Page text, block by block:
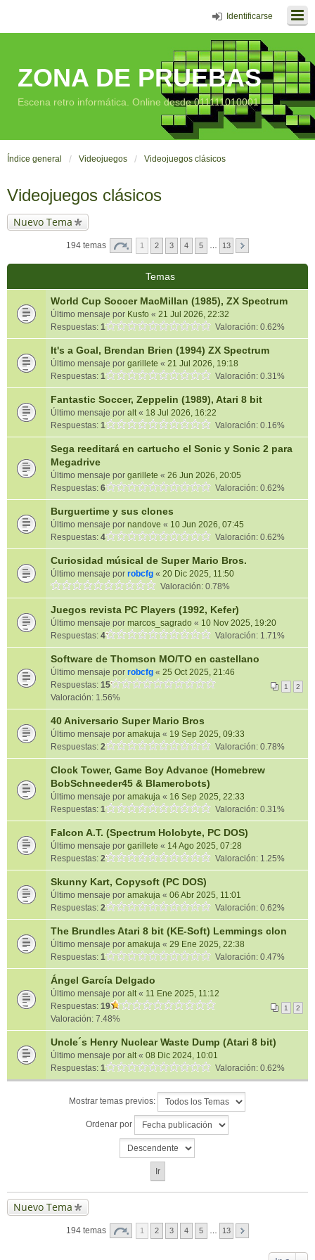
Identificarse
ZONA DE PRUEBAS
Escena retro informática. Online desde 011111010001
Índice general Videojuegos Videojuegos clásicos
Videojuegos clásicos
Nuevo Tema
194 temas 1 2 3 4 5 13
Temas
World Cup Soccer MacMillan (1985), ZX Spectrum
Último mensaje por Kusfo « 21 Jul 2026, 22:32
Respuestas: 1 Valoración: 0.62%
It's a Goal, Brendan Brien (1994) ZX Spectrum
Último mensaje por garillete « 21 Jul 2026, 19:18
Respuestas: 1 Valoración: 0.31%
Fantastic Soccer, Zeppelin (1989), Atari 8 bit
Último mensaje por alt« 18 Jul 2026, 16:22
Respuestas: 1 Valoración: 0.16%
Sega reeditará en cartucho el Sonic y Sonic 2 para
Megadrive
Último mensaje por garillete « 26 Jun 2026, 20:05
Respuestas: 6 Valoración: 0.62%
Burguertime y sus clones
Último mensaje por nandove « 10 Jun 2026, 07:45
Respuestas: 4 Valoración: 0.62%
Curiosidad músical de Super Mario Bros.
Último mensaje por robcfg « 20 Dic 2025, 11:50
Valoración: 0.78%
Juegos revista PC Players (1992, Kefer)
Último mensaje por marcos_sagrado « 10 Nov 2025, 19:20
Respuestas: 4 Valoración: 1.71%
Software de Thomson MO/TO en castellano
Último mensaje por robcfg « 25 Oct 2025, 21:46
Respuestas: 15 1 2
Valoración: 1.56%
40 Aniversario Super Mario Bros
Último mensaje por amakuja « 19 Sep 2025, 09:33
Respuestas: 2 Valoración: 0.78%
Clock Tower, Game Boy Advance (Homebrew
BobSchneeder45 & Blamerobots)
Último mensaje por amakuja « 16 Sep 2025, 22:33
Respuestas: 1 Valoración: 0.31%
Falcon A.T. (Spectrum Holobyte, PC DOS)
Último mensaje por garillete « 14 Ago 2025, 07:28
Respuestas: 2 Valoración: 1.25%
Skunny Kart, Copysoft (PC DOS)
Último mensaje por amakuja « 06 Abr 2025, 11:01
Respuestas: 2 Valoración: 0.62%
The Brundles Atari 8 bit (KE-Soft) Lemmings clon
Último mensaje por amakuja « 29 Ene 2025, 22:38
Respuestas: 1 Valoración: 0.47%
Ángel García Delgado
Último mensaje por alt« 11 Ene 2025, 11:12
Respuestas: 19 1 2
Valoración: 7.48%
Uncle´s Henry Nuclear Waste Dump (Atari 8 bit)
Último mensaje por alt« 08 Dic 2024, 10:01
Respuestas: 1 Valoración: 0.62%
Mostrar temas previos:
Ordenar por
Nuevo Tema
194 temas 1 2 3 4 5 13